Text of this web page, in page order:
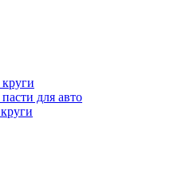
круги
для авто